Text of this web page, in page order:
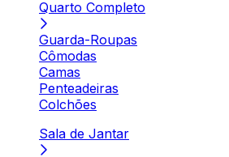
Quarto Completo
Guarda-Roupas
Cômodas
Camas
Penteadeiras
Colchões
Sala de Jantar